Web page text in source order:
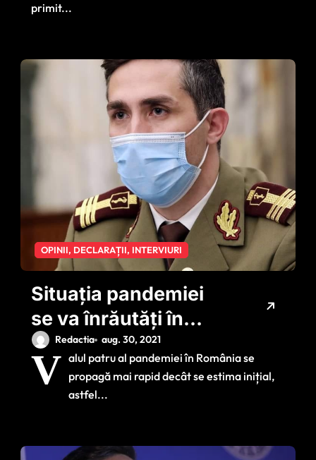
primit...
OPINII, DECLARAȚII, INTERVIURI
Situația pandemiei
se va înrăutăți în
România –
Avertismentul lui
Valeriu Gheorghiță
Redactia aug. 30, 2021
V alul patru al pandemiei în România se
propagă mai rapid decât se estima inițial,
astfel...